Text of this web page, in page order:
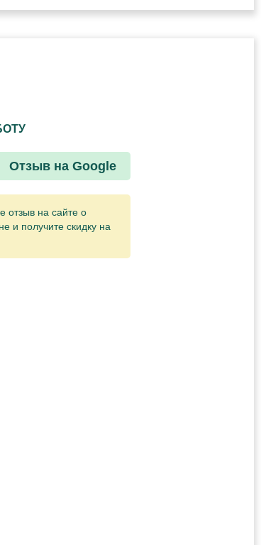
Отзыв на Google
отзыв на сайте о
и получите скидку на